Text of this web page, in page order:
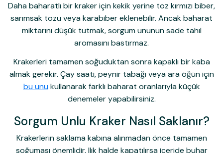
Daha baharatlı bir kraker için kekik yerine toz kırmızı biber,
sarımsak tozu veya karabiber eklenebilir. Ancak baharat
miktarını düşük tutmak, sorgum ununun sade tahıl
aromasını bastırmaz.
Krakerleri tamamen soğuduktan sonra kapaklı bir kaba
almak gerekir. Çay saati, peynir tabağı veya ara öğün için
bu unukullanarak farklı baharat oranlarıyla küçük
denemeler yapabilirsiniz.
Sorgum Unlu Kraker Nasıl Saklanır?
Krakerlerin saklama kabına alınmadan önce tamamen
soğuması önemlidir. Ilık halde kapatılırsa içeride buhar